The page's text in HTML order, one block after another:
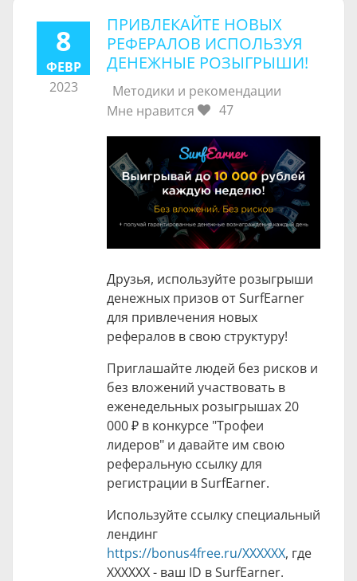
8
ФЕВР
2023
ПРИВЛЕКАЙТЕ НОВЫХ
РЕФЕРАЛОВ ИСПОЛЬЗУЯ
ДЕНЕЖНЫЕ РОЗЫГРЫШИ!
Методики и рекомендации
Мне нравится
47
Друзья, используйте розыгрыши
денежных призов от SurfEarner
для привлечения новых
рефералов в свою структуру!
Приглашайте людей без рисков и
без вложений участвовать в
еженедельных розыгрышах20
000 ₽ в конкурсе "Трофеи
лидеров" и давайте им свою
реферальную ссылку для
регистрации в SurfEarner.
Используйте ссылку специальный
лендинг
https://bonus4free.ru/XXXXXX, где
XXXXXX - ваш ID в SurfEarner.